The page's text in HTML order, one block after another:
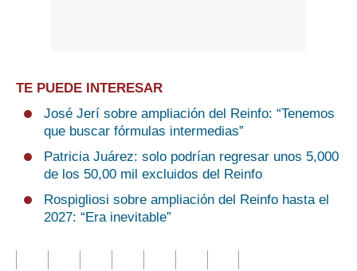
TE PUEDE INTERESAR
José Jerí sobre ampliación del Reinfo: “Tenemos
que buscar fórmulas intermedias”
Patricia Juárez: solo podrían regresar unos 5,000
de los 50,00 mil excluidos del Reinfo
Rospigliosi sobre ampliación del Reinfo hasta el
2027: “Era inevitable”